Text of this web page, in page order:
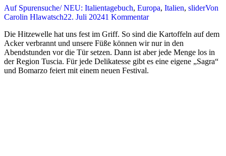
Auf Spurensuche/ NEU: Italientagebuch, Europa, Italien, sliderVon
Carolin Hlawatsch22. Juli 20241 Kommentar
Die Hitzewelle hat uns fest im Griff. So sind die Kartoffeln auf dem
Acker verbrannt und unsere Füße können wir nur in den
Abendstunden vor die Tür setzen. Dann ist aber jede Menge los in
der Region Tuscia. Für jede Delikatesse gibt es eine eigene „Sagra“
und Bomarzo feiert mit einem neuen Festival.